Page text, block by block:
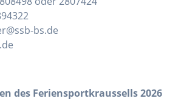
bs.de
des Feriensportkraussells 2026